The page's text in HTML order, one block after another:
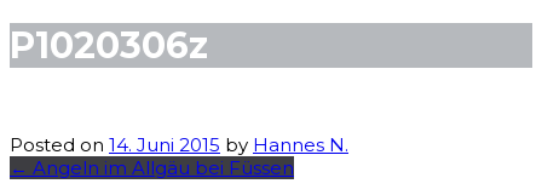
P1020306z
Posted on 14. Juni 2015 by Hannes N.
Post
← Angeln im Allgäu bei Füssen